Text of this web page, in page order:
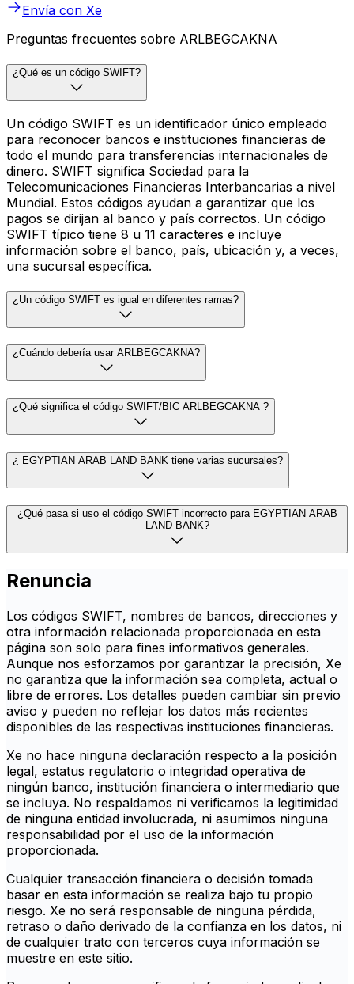
Envía con Xe
Preguntas frecuentes sobre ARLBEGCAKNA
¿Qué es un código SWIFT?
Un código SWIFT es un identificador único empleado
para reconocer bancos e instituciones financieras de
todo el mundo para transferencias internacionales de
dinero. SWIFT significa Sociedad para la
Telecomunicaciones Financieras Interbancarias a nivel
Mundial. Estos códigos ayudan a garantizar que los
pagos se dirijan al banco y país correctos. Un código
SWIFT típico tiene 8 u 11 caracteres e incluye
información sobre el banco, país, ubicación y, a veces,
una sucursal específica.
¿Un código SWIFT es igual en diferentes ramas?
¿Cuándo debería usar ARLBEGCAKNA?
¿Qué significa el código SWIFT/BIC ARLBEGCAKNA ?
¿ EGYPTIAN ARAB LAND BANK tiene varias sucursales?
¿Qué pasa si uso el código SWIFT incorrecto para EGYPTIAN ARAB
LAND BANK?
Renuncia
Los códigos SWIFT, nombres de bancos, direcciones y
otra información relacionada proporcionada en esta
página son solo para fines informativos generales.
Aunque nos esforzamos por garantizar la precisión, Xe
no garantiza que la información sea completa, actual o
libre de errores. Los detalles pueden cambiar sin previo
aviso y pueden no reflejar los datos más recientes
disponibles de las respectivas instituciones financieras.
Xe no hace ninguna declaración respecto a la posición
legal, estatus regulatorio o integridad operativa de
ningún banco, institución financiera o intermediario que
se incluya. No respaldamos ni verificamos la legitimidad
de ninguna entidad involucrada, ni asumimos ninguna
responsabilidad por el uso de la información
proporcionada.
Cualquier transacción financiera o decisión tomada
basar en esta información se realiza bajo tu propio
riesgo. Xe no será responsable de ninguna pérdida,
retraso o daño derivado de la confianza en los datos, ni
de cualquier trato con terceros cuya información se
muestre en este sitio.